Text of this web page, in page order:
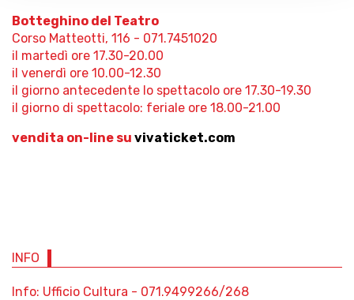
Botteghino del Teatro
Corso Matteotti, 116 - 071.7451020
il martedì ore 17.30-20.00
il venerdì ore 10.00-12.30
il giorno antecedente lo spettacolo ore 17.30-19.30
il giorno di spettacolo: feriale ore 18.00-21.00
vendita on-line su vivaticket.com
INFO
Info: Ufficio Cultura - 071.9499266/268